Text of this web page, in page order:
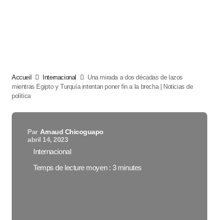
Accueil Internacional
Una mirada a dos décadas de lazos
mientras Egipto y Turquía intentan poner fin a la brecha | Noticias de
política
Par Arnaud Chicoguapo
abril 14, 2023
Internacional
Temps de lecture moyen : 3 minutes